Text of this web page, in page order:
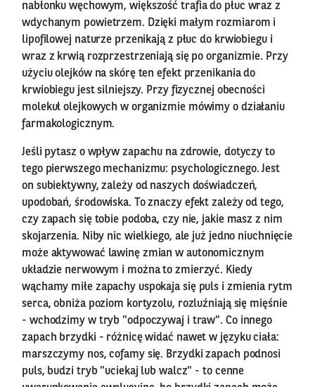
nabłonku węchowym, większość trafia do płuc wraz z
wdychanym powietrzem. Dzięki małym rozmiarom i
lipofilowej naturze przenikają z płuc do krwiobiegu i
wraz z krwią rozprzestrzeniają się po organizmie. Przy
użyciu olejków na skórę ten efekt przenikania do
krwiobiegu jest silniejszy. Przy fizycznej obecności
molekuł olejkowych w organizmie mówimy o działaniu
farmakologicznym.
Jeśli pytasz o wpływ zapachu na zdrowie, dotyczy to
tego pierwszego mechanizmu: psychologicznego. Jest
on subiektywny, zależy od naszych doświadczeń,
upodobań, środowiska. To znaczy efekt zależy od tego,
czy zapach się tobie podoba, czy nie, jakie masz z nim
skojarzenia. Niby nic wielkiego, ale już jedno niuchnięcie
może aktywować lawinę zmian w autonomicznym
układzie nerwowym i można to zmierzyć. Kiedy
wąchamy miłe zapachy uspokaja się puls i zmienia rytm
serca, obniża poziom kortyzolu, rozluźniają się mięśnie
- wchodzimy w tryb "odpoczywaj i traw". Co innego
zapach brzydki - różnicę widać nawet w języku ciała:
marszczymy nos, cofamy się. Brzydki zapach podnosi
puls, budzi tryb "uciekaj lub walcz" - to cenne